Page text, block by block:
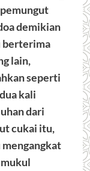
demikian
berterima
lain,
seperti
kali
dari
cukai itu,